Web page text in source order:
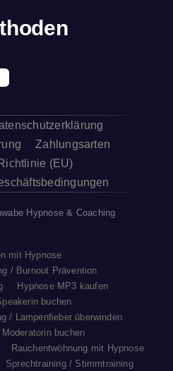
Zahlungsarten
(EU)
Hypnose & Coaching
mit Hypnose
/ Burnout Prävention
Hypnose MP3 kaufen
buchen
/ Lampenfieber überwinden
Moderatorin buchen
Rauchentwöhnung mit Hypnose
Sprechtraining / Stimmtraining